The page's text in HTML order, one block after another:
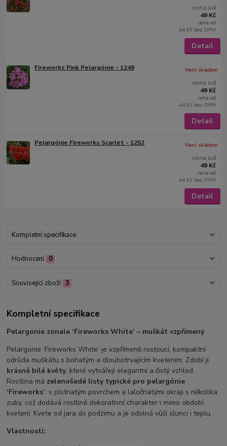
cena od
49 Kč
cena od
44 Kč bez DPH
Detail
Fireworks Pink Pelargónie - 1249
cena od
49 Kč
cena od
44 Kč bez DPH
Není skladem
Detail
Pelargónie Fireworks Scarlet - 1252
cena od
49 Kč
cena od
44 Kč bez DPH
Není skladem
Detail
Kompletní specifikace
Hodnocení 0
Související zboží 3
Kompletní specifikace
Pelargonie zonale ‘Fireworks White’ – muškát vzpřímený
Pelargonie ‘Fireworks White’ je vzpřímeně rostoucí, kompaktní
odrůda muškátu s bohatým a dlouhotrvajícím kvetením. Zdobí ji
krásné bílé květy, které vytvářejí elegantní a čistý vzhled.
Rostlina má zelenošedé listy typické pro pelargónie
‘Fireworks’, s plstnatým povrchem a laločnatými okraji s několika
zuby, což dodává rostlině dekorativní charakter i mimo období
kvetení. Kvete od jara do podzimu a je odolná vůči slunci i teplu.
Vlastnosti: